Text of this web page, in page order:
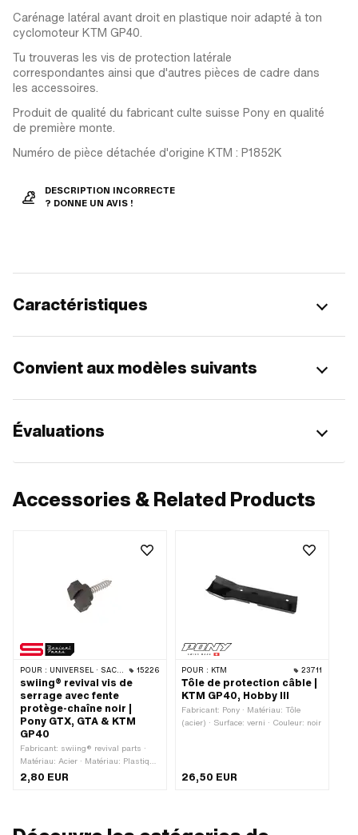
Carénage latéral avant droit en plastique noir adapté à ton
cyclomoteur KTM GP40.
Tu trouveras les vis de protection latérale
correspondantes ainsi que d'autres pièces de cadre dans
les accessoires.
Produit de qualité du fabricant culte suisse Pony en qualité
de première monte.
Numéro de pièce détachée d'origine KTM : P1852K
DESCRIPTION INCORRECTE
? DONNE UN AVIS !
Caractéristiques
Convient aux modèles suivants
Évaluations
Accessories & Related Products
POUR : UNIVERSEL · SACHS · PONY / CILO (BÊTA 521 & 512) 15226
swiing® revival vis de
serrage avec fente
protège-chaîne noir |
Pony GTX, GTA & KTM
GP40
Fabricant: swiing® revival parts ·
Matériau: Acier · Matériau: Plastique
· Surface: galvanisé bleu · Nombre
de composants: 1 pcs · Longueur
2,80 EUR
POUR : KTM 23711
Tôle de protection câble |
KTM GP40, Hobby III
Fabricant: Pony · Matériau: Tôle
(acier) · Surface: verni · Couleur: noir
26,50 EUR